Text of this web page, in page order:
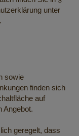
unter
.
sowie
finden sich
auf
Angebot.
geregelt, dass